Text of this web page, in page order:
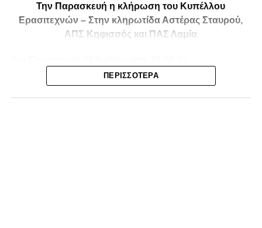
Την Παρασκευή η κλήρωση του Κυπέλλου
Ερασιτεχνών – Στην κληρωτίδα Αστέρας Σταυρού,
ΑΠΣ Κηφισσός και ΠΑΣ Λαμία
πραγματοποιηθεί στο ξενοδοχείοAthens Marriott
κλήρωση της1ης και 2ης φάσης του Κυπέλλου
ΠΕΡΙΣΣΌΤΕΡΑ